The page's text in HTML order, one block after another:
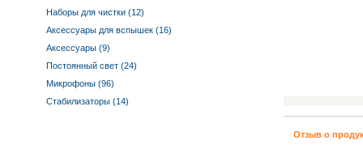
Наборы для чистки (12)
Аксессуары для вспышек (16)
Аксессуары (9)
Постоянный свет (24)
Микрофоны (96)
Стабилизаторы (14)
Отзыв о